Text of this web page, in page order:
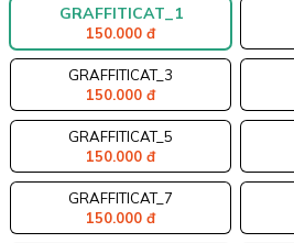
GRAFFITICAT_1
150.000 đ
GRAFFITICAT_3
150.000 đ
GRAFFITICAT_5
150.000 đ
GRAFFITICAT_7
150.000 đ